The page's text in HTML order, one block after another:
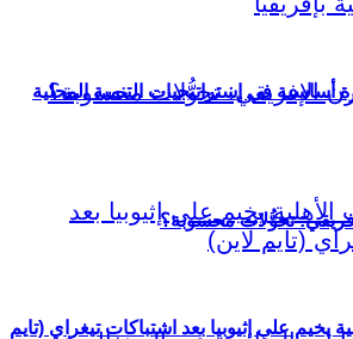
تحوُّلات محسوبة؟
أساسية في إستراتيجيات التنمية المحلية
يخيم على إثيوبيا بعد اشتباكات تيغراي (تايم